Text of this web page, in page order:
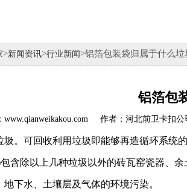
>新闻资讯>行业新闻>铝箔包装袋归属于什么垃
铝箔包
www.qianweikakou.com 作者：河北前卫卡扣
。可回收利用垃圾即能够再造循环系统
含除以上几种垃圾以外的砖瓦窑瓷器、
下水、土壤层及气体的环境污染。